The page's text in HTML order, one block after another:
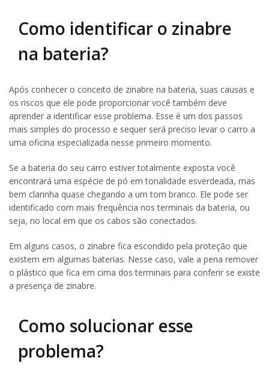
Como identificar o zinabre
na bateria?
Após conhecer o conceito de zinabre na bateria, suas causas e
os riscos que ele pode proporcionar você também deve
aprender a identificar esse problema. Esse é um dos passos
mais simples do processo e sequer será preciso levar o carro a
uma oficina especializada nesse primeiro momento.
Se a bateria do seu carro estiver totalmente exposta você
encontrará uma espécie de pó em tonalidade esverdeada, mas
bem clarinha quase chegando a um tom branco. Ele pode ser
identificado com mais frequência nos terminais da bateria, ou
seja, no local em que os cabos são conectados.
Em alguns casos, o zinabre fica escondido pela proteção que
existem em algumas baterias. Nesse caso, vale a pena remover
o plástico que fica em cima dos terminais para conferir se existe
a presença de zinabre.
Como solucionar esse
problema?